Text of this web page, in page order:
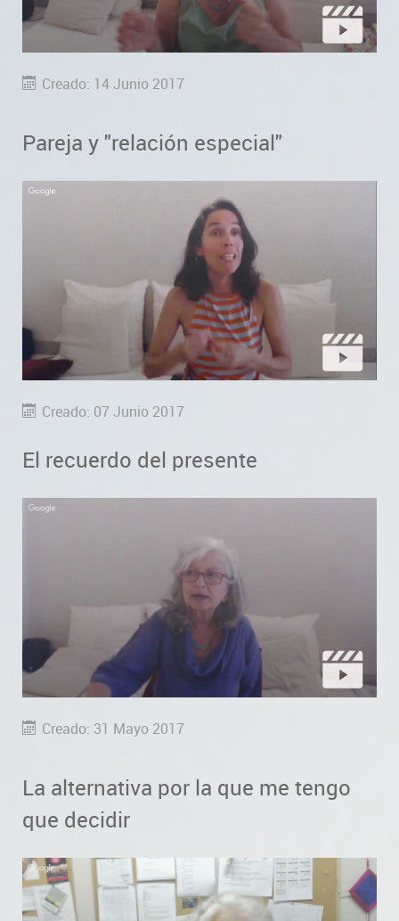
Creado: 14 Junio 2017
Pareja y "relación especial"
Creado: 07 Junio 2017
El recuerdo del presente
Creado: 31 Mayo 2017
La alternativa por la que me tengo
que decidir